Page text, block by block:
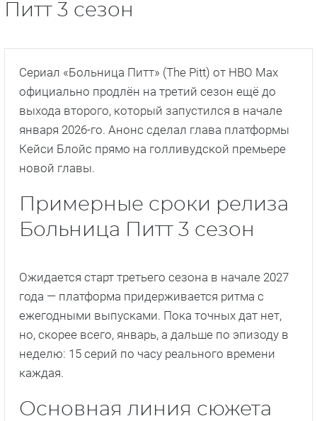
Питт 3 сезон
Сериал «Больница Питт» (The Pitt) от HBO Max
официально продлён на третий сезон ещё до
выхода второго, который запустился в начале
января 2026-го. Анонс сделал глава платформы
Кейси Блойс прямо на голливудской премьере
новой главы.
Примерные сроки релиза
Больница Питт 3 сезон
Ожидается старт третьего сезона в начале 2027
года — платформа придерживается ритма с
ежегодными выпусками. Пока точных дат нет,
но, скорее всего, январь, а дальше по эпизоду в
неделю: 15 серий по часу реального времени
каждая.
Основная линия сюжета